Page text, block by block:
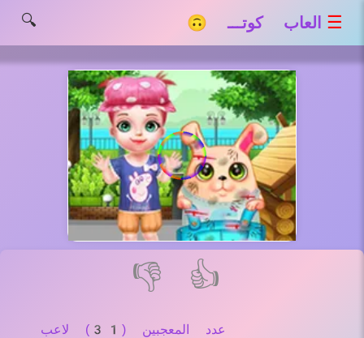
☰ العاب كوتـــ 🙃 🔍
👍
👎
عدد المعجبين (31) لاعب